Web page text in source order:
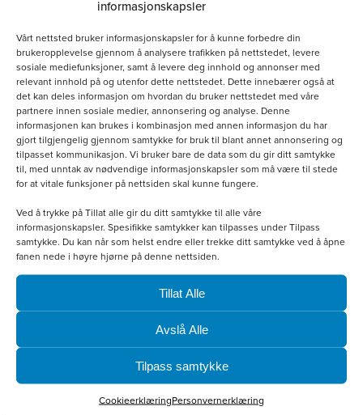
informasjonskapsler
Vårt nettsted bruker informasjonskapsler for å kunne forbedre din
brukeropplevelse gjennom å analysere trafikken på nettstedet, levere
sosiale mediefunksjoner, samt å levere deg innhold og annonser med
relevant innhold på og utenfor dette nettstedet. Dette innebærer også at
det kan deles informasjon om hvordan du bruker nettstedet med våre
partnere innen sosiale medier, annonsering og analyse. Denne
informasjonen kan brukes i kombinasjon med annen informasjon du har
gjort tilgjengelig gjennom samtykke for bruk til blant annet annonsering og
tilpasset kommunikasjon. Vi bruker bare de data som du gir ditt samtykke
til, med unntak av nødvendige informasjonskapsler som må være til stede
for at vitale funksjoner på nettsiden skal kunne fungere.
Ved å trykke på Tillat alle gir du ditt samtykke til alle våre
informasjonskapsler. Spesifikke samtykker kan tilpasses under Tilpass
samtykke. Du kan når som helst endre eller trekke ditt samtykke ved å åpne
fanen nede i høyre hjørne på denne nettsiden.
Tillat Alle
Avslå Alle
Tilpass samtykke
CookieerklæringPersonvernerklæring
Softshellvest Herre
kr800.00
produktsiden